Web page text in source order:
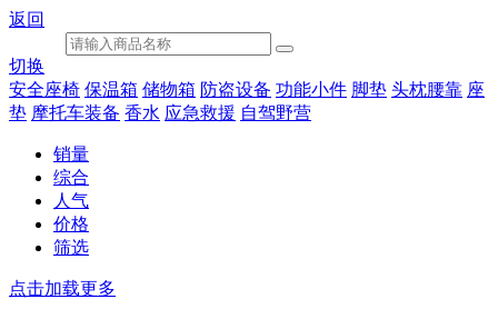
返回
切换
安全座椅 保温箱 储物箱 防盗设备 功能小件 脚垫 头枕腰靠 座
垫 摩托车装备 香水 应急救援 自驾野营
销量
综合
人气
价格
筛选
点击加载更多